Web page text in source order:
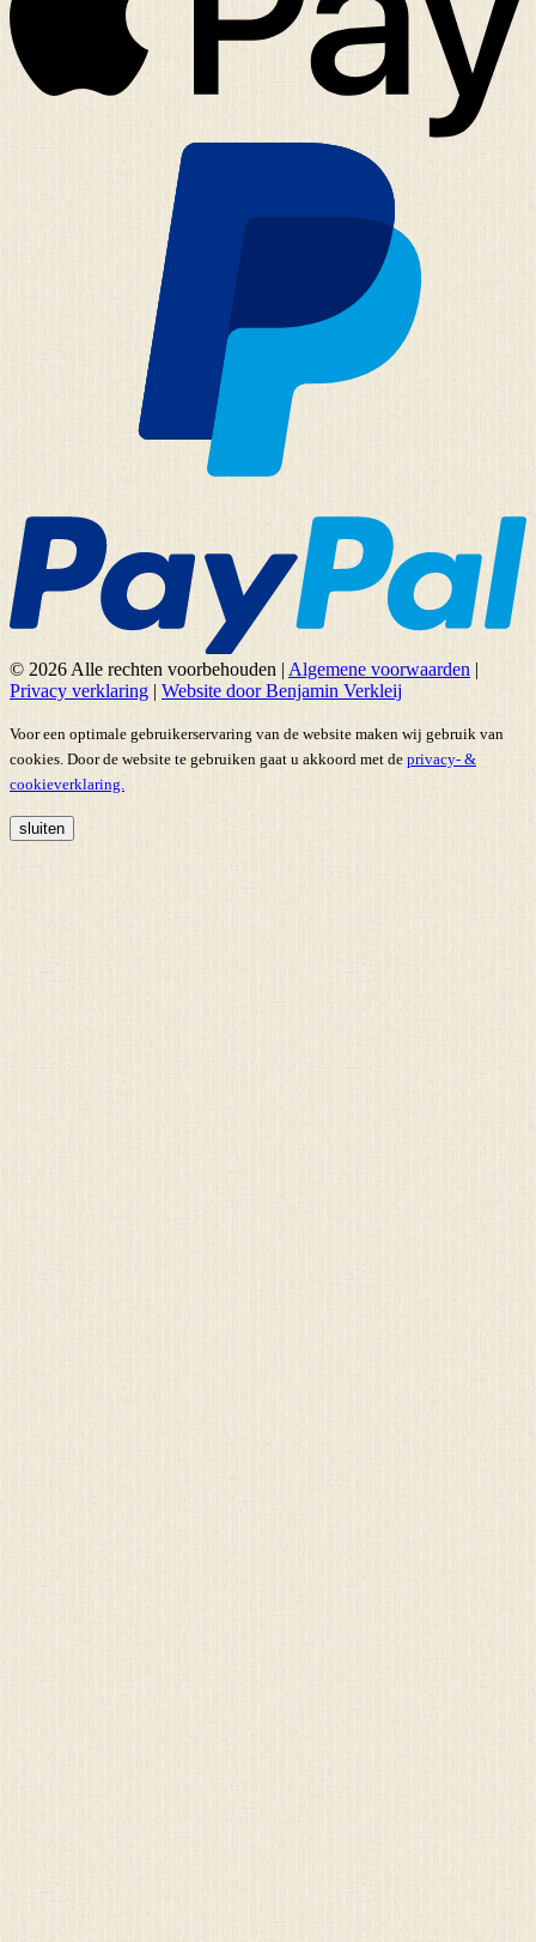
© 2026 Alle rechten voorbehouden | Algemene voorwaarden |
Privacy verklaring | Website door Benjamin Verkleij
Voor een optimale gebruikerservaring van de website maken wij gebruik van
cookies. Door de website te gebruiken gaat u akkoord met de privacy- &
cookieverklaring.
sluiten